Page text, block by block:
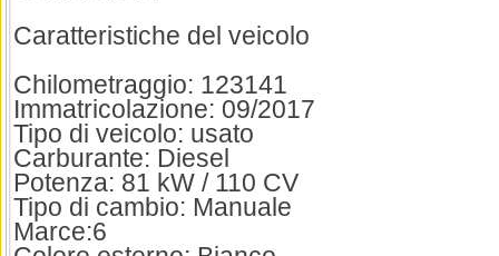
Caratteristiche del veicolo
Chilometraggio: 123141
Immatricolazione: 09/2017
Tipo di veicolo: usato
Carburante: Diesel
Potenza: 81 kW / 110 CV
Tipo di cambio: Manuale
Marce:6